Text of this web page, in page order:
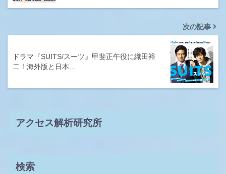
次の記事
ドラマ『SUITS/スーツ』甲斐正午役に織田裕
二！海外版と日本…
アクセス解析研究所
検索